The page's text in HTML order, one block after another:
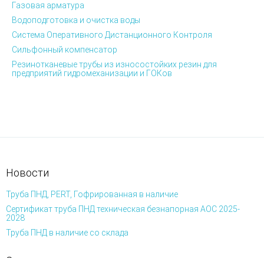
Газовая арматура
Водоподготовка и очистка воды
Система Оперативного Дистанционного Контроля
Сильфонный компенсатор
Резинотканевые трубы из износостойких резин для
предприятий гидромеханизации и ГОКов
Новости
Труба ПНД, PERT, Гофрированная в наличие
Сертификат труба ПНД техническая безнапорная АОС 2025-
2028
Труба ПНД в наличие со склада